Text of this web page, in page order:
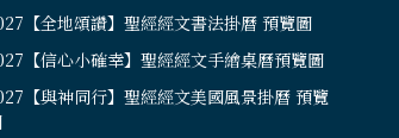
【全地頌讚】聖經經文書法掛曆 預覽圖
【信心小確幸】聖經經文手繪桌曆預覽圖
【與神同行】聖經經文美國風景掛曆 預覽